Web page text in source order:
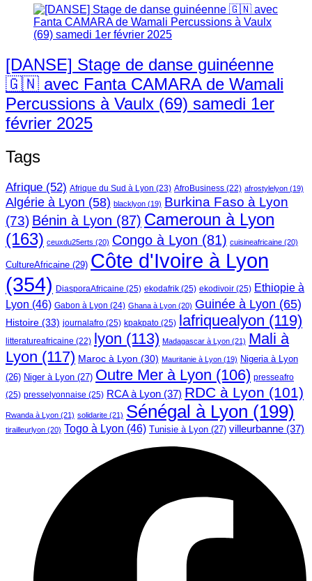
[DANSE] Stage de danse guinéenne
🇬🇳 avec Fanta CAMARA de Wamali
Percussions à Vaulx (69) samedi 1er
février 2025
Tags
Afrique (52) Afrique du Sud à Lyon (23) AfroBusiness (22) afrostylelyon (19)
Algérie à Lyon (58) blacklyon (19) Burkina Faso à Lyon
(73) Bénin à Lyon (87) Cameroun à Lyon
(163) ceuxdu25erts (20) Congo à Lyon (81) cuisineafricaine (20)
CultureAfricaine (29) Côte d'Ivoire à Lyon
(354) DiasporaAfricaine (25) ekodafrik (25) ekodivoir (25) Ethiopie à
Lyon (46) Gabon à Lyon (24) Ghana à Lyon (20) Guinée à Lyon (65)
Histoire (33) journalafro (25) kpakpato (25) lafriquealyon (119)
litteratureafricaine (22) lyon (113) Madagascar à Lyon (21) Mali à
Lyon (117) Maroc à Lyon (30) Mauritanie à Lyon (19) Nigeria à Lyon
(26) Niger à Lyon (27) Outre Mer à Lyon (106) presseafro
(25) presselyonnaise (25) RCA à Lyon (37) RDC à Lyon (101)
Rwanda à Lyon (21) solidarite (21) Sénégal à Lyon (199)
tirailleurlyon (20) Togo à Lyon (46) Tunisie à Lyon (27) villeurbanne (37)